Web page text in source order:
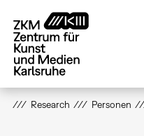
zum
Inhalt
Research Personen